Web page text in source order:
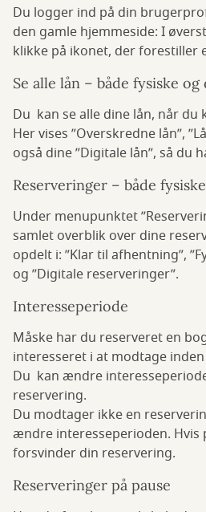
Du logger ind på din
den gamle hjemmeside: I
klikke på ikonet, der forestiller
Se alle lån – både fysiske og
Du kan se alle dine lån, når du
Her vises ”Overskredne lån”,
også dine ”Digitale lån”, så du
Reserveringer – både
Under menupunktet
samlet overblik over dine
opdelt i: ”Klar til afhentning”,
og ”Digitale reserveringer”.
Interesseperiode
Måske har du reserveret en
interesseret i at modtage
Du kan ændre
reservering.
Du modtager ikke en
ændre interesseperioden. Hvis
forsvinder din reservering.
Reserveringer på pause